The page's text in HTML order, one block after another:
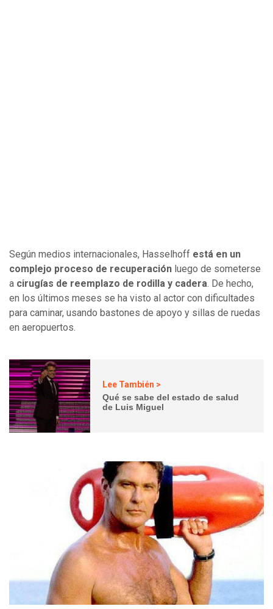
Según medios internacionales, Hasselhoff está en un
complejo proceso de recuperación luego de someterse
a cirugías de reemplazo de rodilla y cadera . De hecho,
en los últimos meses se ha visto al actor con dificultades
para caminar, usando bastones de apoyo y sillas de ruedas
en aeropuertos.
Lee También >
Qué se sabe del estado de salud
de Luis Miguel